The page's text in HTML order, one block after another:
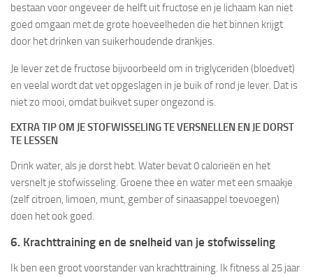
bestaan voor ongeveer de helft uit fructose en je lichaam kan niet
goed omgaan met de grote hoeveelheden die het binnen krijgt
door het drinken van suikerhoudende drankjes.
Je lever zet de fructose bijvoorbeeld om in triglyceriden (bloedvet)
en veelal wordt dat vet opgeslagen in je buik of rond je lever. Dat is
niet zo mooi, omdat buikvet super ongezond is.
EXTRA TIP OM JE STOFWISSELING TE VERSNELLEN EN JE DORST
TE LESSEN
Drink water, als je dorst hebt. Water bevat 0 calorieën en het
versnelt je stofwisseling. Groene thee en water met een smaakje
(zelf citroen, limoen, munt, gember of sinaasappel toevoegen)
doen het ook goed.
6. Krachttraining en de snelheid van je stofwisseling
Ik ben een groot voorstander van krachttraining. Ik fitness al 25 jaar